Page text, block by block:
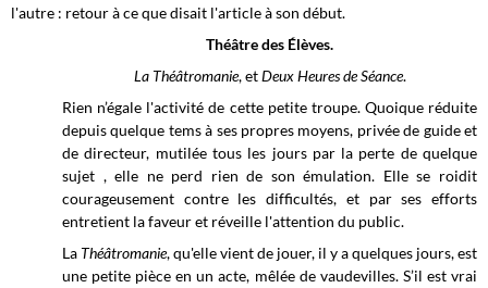
l'autre : retour à ce que disait l'article à son début.
Théâtre des Élèves.
La Théâtromanie, etDeux Heures de Séance.
Rien n’égale l'activité de cette petite troupe. Quoique réduite
depuis quelque tems à ses propres moyens, privée de guide et
de directeur, mutilée tous les jours par la perte de quelque
sujet , elle ne perd rien de son émulation. Elle se roidit
courageusement contre les difficultés, et par ses efforts
entretient la faveur et réveille l'attention du public.
La Théâtromanie, qu'elle vient de jouer, il y a quelques jours, est
une petite pièce en un acte, mêlée de vaudevilles. S’il est vrai